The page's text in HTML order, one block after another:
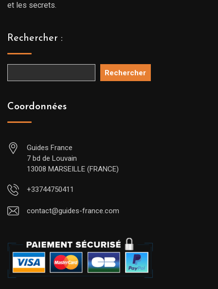
et les secrets.
Rechercher :
Rechercher
Coordonnées
Guides France
7 bd de Louvain
13008 MARSEILLE (FRANCE)
+33744750411
contact@guides-france.com